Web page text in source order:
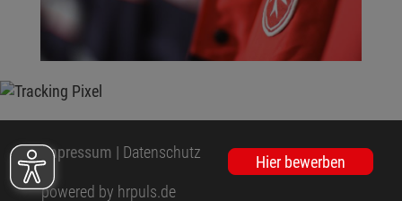
Hier bewerben
Impressum | Datenschutz
powered by hrpuls.de